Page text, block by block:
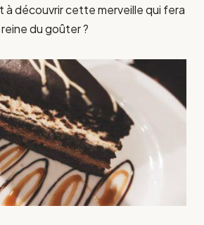
à découvrir cette merveille qui fera
du goûter ?